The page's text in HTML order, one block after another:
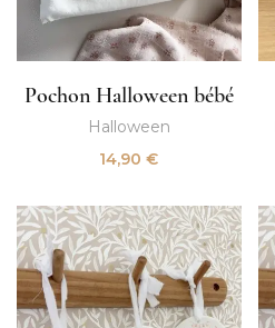
Pochon Halloween bébé
Halloween
14,90€